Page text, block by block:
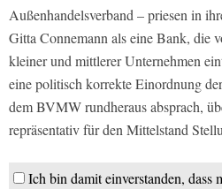
Außenhandelsverband – priesen in
Gitta Connemann als eine Bank, die
kleiner und mittlerer Unternehmen
eine politisch korrekte Einordnung
dem BVMW rundheraus absprach,
repräsentativ für den Mittelstand
Ich bin damit einverstanden, dass